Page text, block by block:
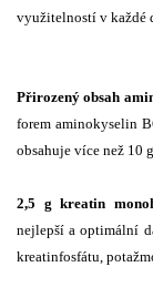
využitelností v každé
Přirozený obsah
forem aminokyselin
obsahuje více než 10
2,5 g kreatin
nejlepší a optimální
kreatinfosfátu,